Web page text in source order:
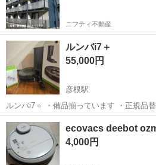
ニフティ不動産
ルンバi7＋
55,000円
彦根駅
ルンバi7＋ ・備品揃っています ・正規品
(1980円) ほとんど使わずに眠っていたのでお譲りに出します 数回は使
用したので、写真2枚目のような擦り傷等
品です メーカ...
滋賀 彦根市
ecovacs deebot
4,000円